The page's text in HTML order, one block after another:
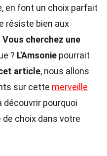
en font un choix parfait
résiste bien aux
Vous cherchez une
? L'Amsonie pourrait
article, nous allons
sur cette merveille
découvrir pourquoi
choix dans votre